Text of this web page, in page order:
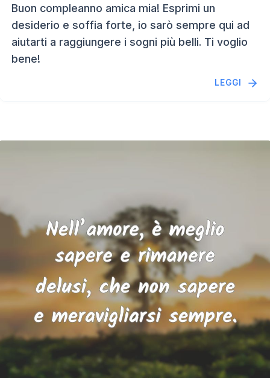
Buon compleanno amica mia! Esprimi un
desiderio e soffia forte, io sarò sempre qui ad
aiutarti a raggiungere i sogni più belli. Ti voglio
bene!
LEGGI